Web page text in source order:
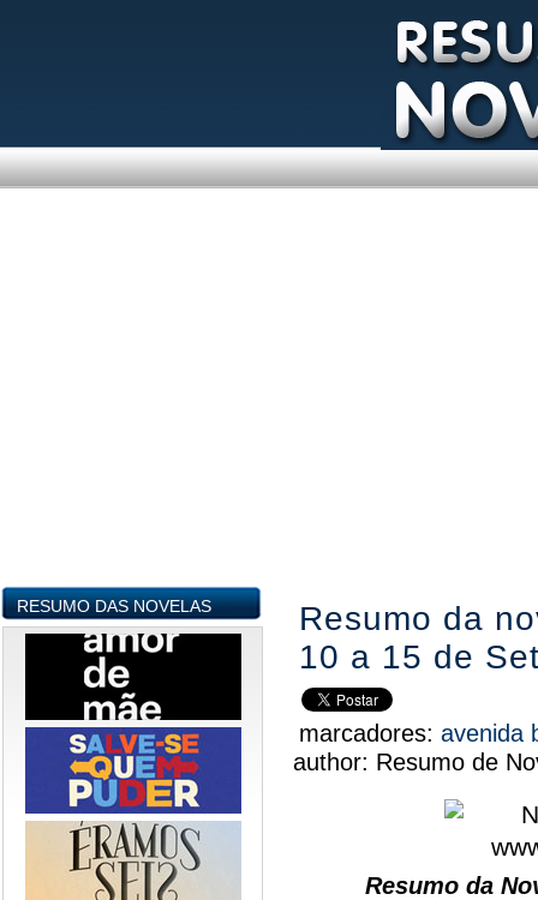
RESUMO DAS NOVELAS
Resumo da
10 a 15 de
marcadores: avenida
author: Resumo de
Resumo da